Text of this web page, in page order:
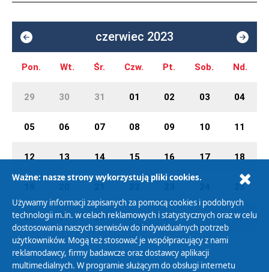
czerwiec 2023
Pon. Wt. Śr. Czw. Pt. Sob. Nd.
29 30 31 01 02 03 04
05 06 07 08 09 10 11
12 13 14 15 16 17 18
25
26 27 28 29 30 01 02
Ważne: nasze strony wykorzystują pliki cookies.
Używamy informacji zapisanych za pomocą cookies i podobnych
technologii m.in. w celach reklamowych i statystycznych oraz w celu
dostosowania naszych serwisów do indywidualnych potrzeb
użytkowników. Mogą też stosować je współpracujący z nami
reklamodawcy, firmy badawcze oraz dostawcy aplikacji
multimedialnych. W programie służącym do obsługi internetu